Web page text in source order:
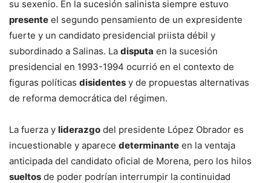
su sexenio. En la sucesión salinista siempre estuvo
presente el segundo pensamiento de un expresidente
fuerte y un candidato presidencial priista débil y
subordinado a Salinas. La disputa en la sucesión
presidencial en 1993-1994 ocurrió en el contexto de
figuras políticas disidentes y de propuestas alternativas
de reforma democrática del régimen.
La fuerza y liderazgo del presidente López Obrador es
incuestionable y aparece determinante en la ventaja
anticipada del candidato oficial de Morena, pero los hilos
sueltos de poder podrían interrumpir la continuidad